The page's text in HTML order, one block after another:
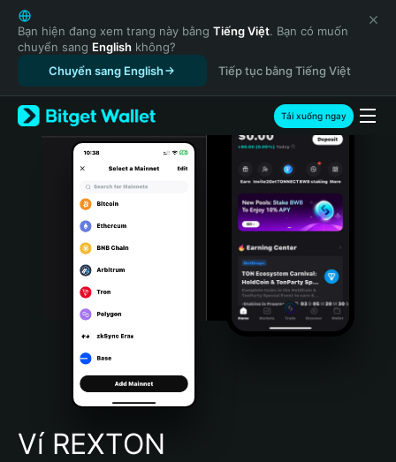
English
日本語
Tiếng Việt
Русский
Español (Latinoamérica)
Türkçe
Italiano
Português (Portugal)
Bahasa Indonesia
Português (Brasil)
Español (Argentina)
Bạn hiện đang xem trang này bằng Tiếng Việt. Bạn có muốn
chuyển sang English không?
Chuyển sang English
Tiếp tục bằng Tiếng Việt
Tải xuống ngay
Ví REXTON